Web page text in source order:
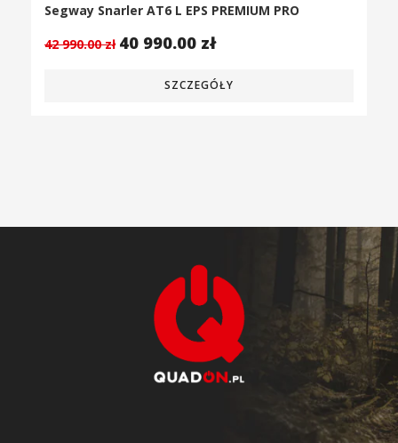
Segway Snarler AT6 L EPS PREMIUM PRO
42 990.00zł 40 990.00 zł
SZCZEGÓŁY